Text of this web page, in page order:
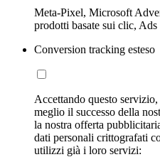
Meta-Pixel, Microsoft
prodotti basate sui clic,
Conversion tracking esteso
Accettando questo
meglio il successo della
la nostra offerta
dati personali crittografati
utilizzi già i loro servizi: